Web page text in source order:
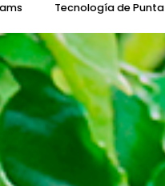
Tecnología de Punta